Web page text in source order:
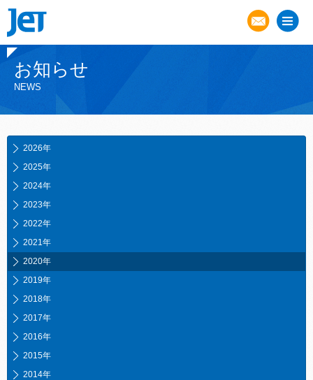
お知らせ
NEWS
2026年
2025年
2024年
2023年
2022年
2021年
2020年
2019年
2018年
2017年
2016年
2015年
2014年